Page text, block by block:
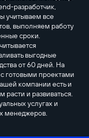
разработчик,
учитываем все
выполняем работу
сроки.
выгодные
от 60 дней. На
готовыми проектами
компании есть и
и развиваться.
услугах и
менеджеров.